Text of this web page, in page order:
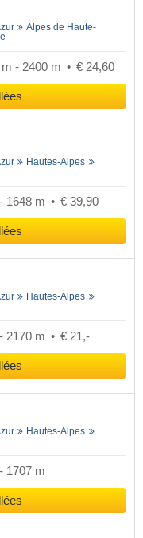
Alpes de Haute-
- 2400 m € 24,60
Hautes-Alpes
1648 m € 39,90
Hautes-Alpes
2170 m € 21,-
Hautes-Alpes
1707 m